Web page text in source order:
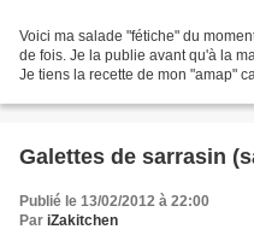
Voici ma salade "fétiche" du
de fois. Je la publie avant qu'à la
Je tiens la recette de mon "amap"
Galettes de sarrasin
Publié le 13/02/2012 à 22:00
Par iZakitchen